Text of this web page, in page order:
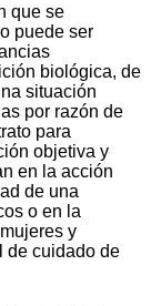
que se
puede ser
biológica, de
situación
por razón de
para
objetiva y
en la acción
de una
o en la
y
de cuidado de